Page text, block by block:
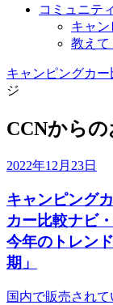
コミュニティ
キャン
教えて
キャンピングカ
ジ
CCNから
2022年12月23日
キャンピング
カー比較ナビ
今年のトレン
期」
国内で販売され